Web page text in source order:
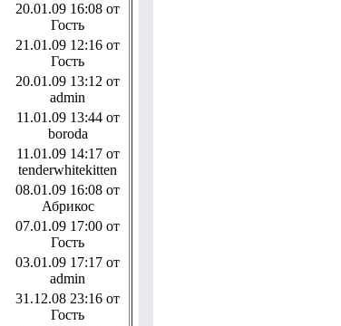
20.01.09 16:08 от
Гость
21.01.09 12:16 от
Гость
20.01.09 13:12 от
admin
11.01.09 13:44 от
boroda
11.01.09 14:17 от
tenderwhitekitten
08.01.09 16:08 от
Абрикос
07.01.09 17:00 от
Гость
03.01.09 17:17 от
admin
31.12.08 23:16 от
Гость